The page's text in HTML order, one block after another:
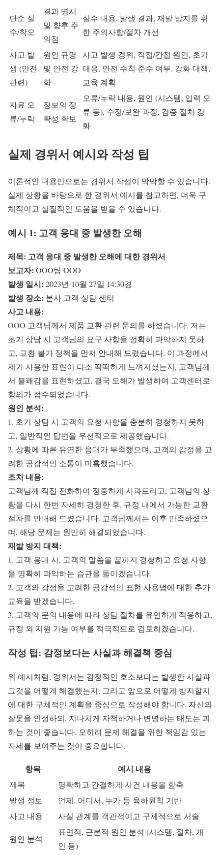
단순 실
수/착오
결과 명시
및 향후 주
의점
실수 내용, 발생 결과, 재발 방지를 위
한 주의사항/절차 개선
사고 발
생 (안전
관련)
원인 규명
및 안전 강
화
사고 발생 경위, 직접/간접 원인, 초기
대응, 안전 수칙 준수 여부, 강화 대책,
교육 계획
자료 오
류/누락
정보의 정
확성 확보
오류/누락 내용, 원인 (시스템, 입력 오
류 등), 수정/보완 과정, 검증 절차 강
화
실제 경위서 예시와 작성 팁
이론적인 내용만으로는 경위서 작성이 막막할 수 있습니다.
실제 상황을 바탕으로 한 경위서 예시를 참고하면, 더욱 구
체적이고 실질적인 도움을 받을 수 있습니다.
예시 1: 고객 응대 중 발생한 오해
제목: 고객 응대 중 발생한 오해에 대한 경위서
보고자: OOO팀 OOO
발생 일시: 2023년 10월 27일 14:30경
발생 장소: 본사 고객 상담 센터
사고 내용:
OOO 고객님께서 제품 교환 관련 문의를 하셨습니다. 저는
초기 상담 시 고객님의 요구 사항을 정확히 파악하지 못하
고, 교환 불가 정책을 먼저 안내해 드렸습니다. 이 과정에서
제가 사용한 표현이 다소 딱딱하게 느껴지셨는지, 고객님께
서 불쾌감을 표현하셨고, 결국 오해가 발생하여 고객센터로
항의가 접수되었습니다.
원인 분석:
1. 초기 상담 시 고객의 요청 사항을 충분히 경청하지 못하
고, 일반적인 답변을 우선적으로 제공했습니다.
2. 상황에 따른 유연한 응대가 부족했으며, 고객의 감정을 고
려한 공감적인 소통이 미흡했습니다.
조치 내용:
고객님께 직접 전화하여 정중하게 사과드리고, 고객님의 상
황을 다시 한번 자세히 경청한 후, 규정 내에서 가능한 교환
절차를 안내해 드렸습니다. 고객님께서는 이후 만족하셨으
며, 해당 문제는 원만히 해결되었습니다.
재발 방지 대책:
1. 고객 응대 시, 고객의 말씀을 끝까지 경청하고 요청 사항
을 명확히 파악하는 습관을 들이겠습니다.
2. 고객의 감정을 고려한 공감적인 표현 사용법에 대한 추가
교육을 받겠습니다.
3. 고객의 문의 내용에 따라 상담 절차를 유연하게 적용하고,
규정 외 지원 가능 여부를 적극적으로 검토하겠습니다.
작성 팁: 감정보다는 사실과 해결책 중심
위 예시처럼, 경위서는 감정적인 호소보다는 발생한 사실과
그것을 어떻게 해결했는지, 그리고 앞으로 어떻게 방지할지
에 대한 구체적인 계획을 중심으로 작성해야 합니다. 자신의
잘못을 인정하되, 지나치게 자책하거나 변명하는 태도는 피
하는 것이 좋습니다. 오히려 문제 해결을 위한 책임감 있는
자세를 보여주는 것이 중요합니다.
항목 예시 내용
제목
명확하고 간결하게 사건 내용을 함축
발생 정보
언제, 어디서, 누가 등 육하원칙 기반
사고 내용
사실 관계를 객관적이고 구체적으로 서술
원인 분석
표면적, 근본적 원인 분석 (시스템, 절차, 개
인 등)